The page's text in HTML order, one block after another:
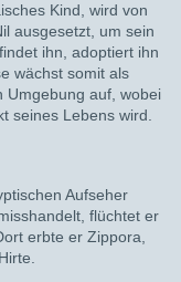
Kind, wird von
ausgesetzt, um sein
ihn, adoptiert ihn
wächst somit als
Umgebung auf, wobei
seines Lebens wird.
Aufseher
flüchtet er
erbte er Zippora,